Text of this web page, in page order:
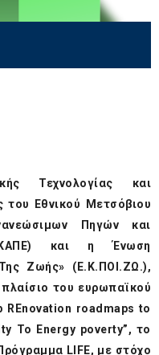
Τεχνολογίας και
του Εθνικού Μετσόβιου
Πηγών και
(ΚΑΠΕ) και η Ένωση
Ζωής» (Ε.Κ.ΠΟΙ.ΖΩ.),
του ευρωπαϊκού
REnovation roadmaps to
To Energy poverty”, το
LIFE, με στόχο